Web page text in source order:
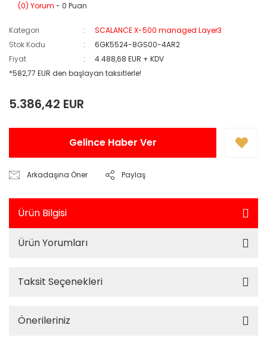
(0) Yorum - 0 Puan
Kategori
SCALANCE X-500 managed Layer3
Stok Kodu
6GK5524-8GS00-4AR2
Fiyat
4.488,68 EUR + KDV
*582,77 EUR den başlayan taksitlerle!
5.386,42 EUR
Gelince Haber Ver
Arkadaşına Öner Paylaş
Ürün Bilgisi
Ürün Yorumları
Taksit Seçenekleri
Önerileriniz